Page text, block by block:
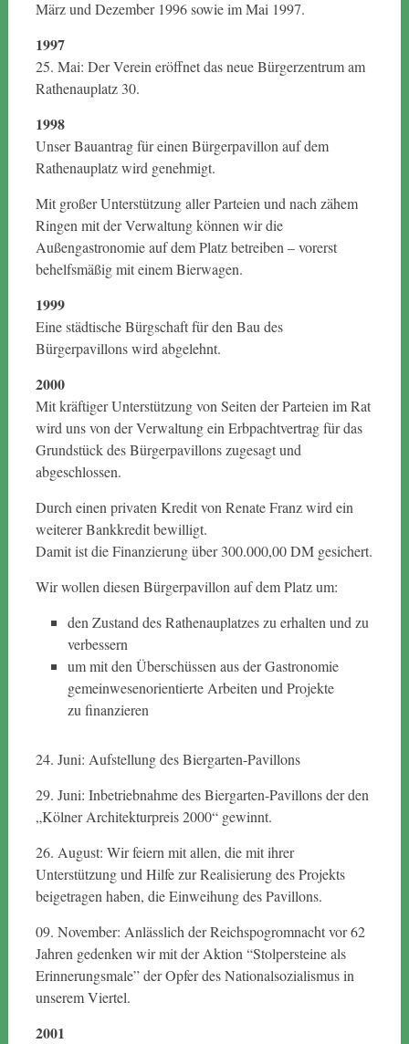
März und Dezember 1996 sowie im Mai 1997.
1997
25. Mai: Der Verein eröffnet das neue Bürgerzentrum am
Rathenauplatz 30.
1998
Unser Bauantrag für einen Bürgerpavillon auf dem
Rathenauplatz wird genehmigt.
Mit großer Unterstützung aller Parteien und nach zähem
Ringen mit der Verwaltung können wir die
Außengastronomie auf dem Platz betreiben – vorerst
behelfsmäßig mit einem Bierwagen.
1999
Eine städtische Bürgschaft für den Bau des
Bürgerpavillons wird abgelehnt.
2000
Mit kräftiger Unterstützung von Seiten der Parteien im Rat
wird uns von der Verwaltung ein Erbpachtvertrag für das
Grundstück des Bürgerpavillons zugesagt und
abgeschlossen.
Durch einen privaten Kredit von Renate Franz wird ein
weiterer Bankkredit bewilligt.
Damit ist die Finanzierung über 300.000,00 DM gesichert.
Wir wollen diesen Bürgerpavillon auf dem Platz um:
den Zustand des Rathenauplatzes zu erhalten und zu
verbessern
um mit den Überschüssen aus der Gastronomie
gemeinwesenorientierte Arbeiten und Projekte
zu finanzieren
24. Juni: Aufstellung des Biergarten-Pavillons
29. Juni: Inbetriebnahme des Biergarten-Pavillons der den
„Kölner Architekturpreis 2000“ gewinnt.
26. August: Wir feiern mit allen, die mit ihrer
Unterstützung und Hilfe zur Realisierung des Projekts
beigetragen haben, die Einweihung des Pavillons.
09. November: Anlässlich der Reichspogromnacht vor 62
Jahren gedenken wir mit der Aktion “Stolpersteine als
Erinnerungsmale” der Opfer des Nationalsozialismus in
unserem Viertel.
2001